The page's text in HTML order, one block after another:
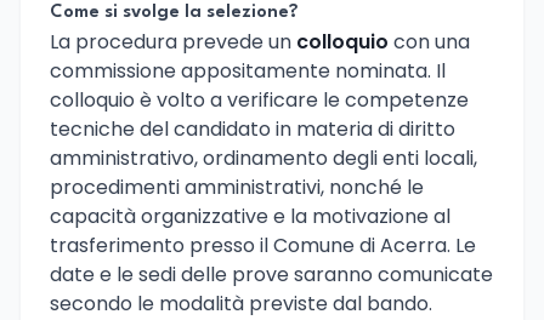
Come si svolge la selezione?
La procedura prevede un colloquio con una
commissione appositamente nominata. Il
colloquio è volto a verificare le competenze
tecniche del candidato in materia di diritto
amministrativo, ordinamento degli enti locali,
procedimenti amministrativi, nonché le
capacità organizzative e la motivazione al
trasferimento presso il Comune di Acerra. Le
date e le sedi delle prove saranno comunicate
secondo le modalità previste dal bando.